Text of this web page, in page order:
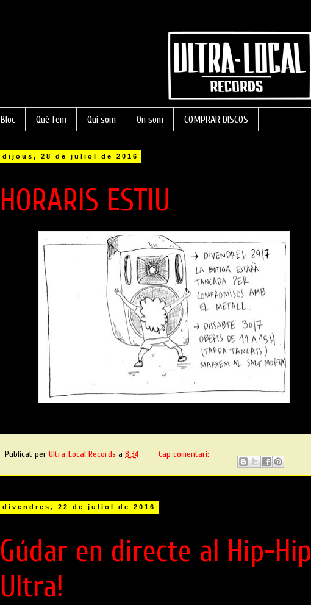
Bloc Què fem Qui som On som COMPRAR DISCOS
dijous, 28 de juliol de 2016
HORARIS ESTIU
Publicat per Ultra-Local Records a 8:34 Cap comentari:
divendres, 22 de juliol de 2016
Gúdar en directe al Hip​-​Hip
Ultra!